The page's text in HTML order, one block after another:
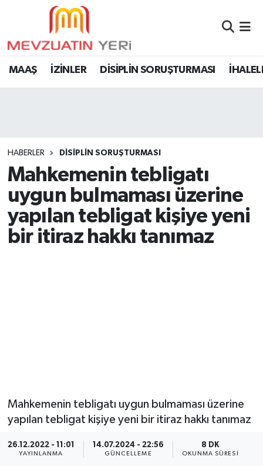
MAAŞ İZİNLER DİSİPLİN SORUŞTURMASI
HABERLER DİSİPLİN SORUŞTURMASI
Mahkemenin tebligatı
uygun bulmaması üzerine
yapılan tebligat kişiye yeni
bir itiraz hakkı tanımaz
Mahkemenin tebligatı uygun bulmaması üzerine
yapılan tebligat kişiye yeni bir itiraz hakkı tanımaz
26.12.2022 - 11:01
YAYINLANMA
14.07.2024 - 22:56
GÜNCELLEME
8 DK
OKUNMA SÜRESI